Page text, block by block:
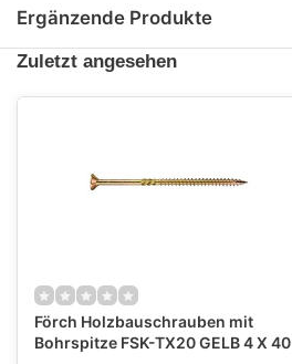
Ergänzende Produkte
Zuletzt angesehen
Förch Holzbauschrauben mit
Bohrspitze FSK-TX20 GELB 4 X 40